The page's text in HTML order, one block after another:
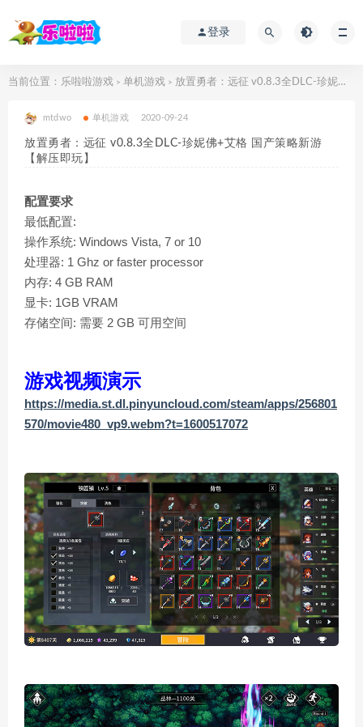
登录
当前位置： 乐啦啦游戏 > 单机游戏 > 放置勇者：远征 v0.8.3全DLC-珍妮佛+艾格 国产策略新游【解压即玩】
mtdwo 单机游戏 2020-09-24
放置勇者：远征 v0.8.3全DLC-珍妮佛+艾格 国产策略新游
【解压即玩】
配置要求
最低配置:
操作系统: Windows Vista, 7 or 10
处理器: 1 Ghz or faster processor
内存: 4 GB RAM
显卡: 1GB VRAM
存储空间: 需要 2 GB 可用空间
游戏视频演示
https://media.st.dl.pinyuncloud.com/steam/apps/256801
570/movie480_vp9.webm?t=1600517072